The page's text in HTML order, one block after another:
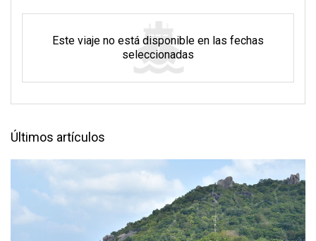
Este viaje no está disponible en las fechas
seleccionadas
Últimos artículos